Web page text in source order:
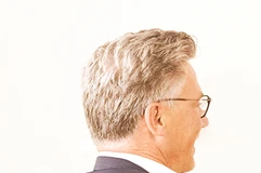
Informationen
Für Patienten
Für Zuweiser